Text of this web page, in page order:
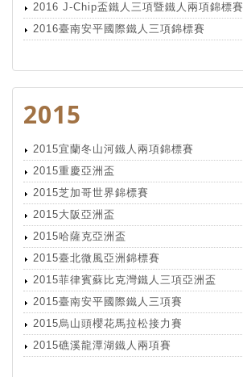
2016 J-Chip盃鐵人三項暨鐵人兩項錦標賽
2016臺南安平國際鐵人三項錦標賽
2015
2015宜蘭冬山河鐵人兩項錦標賽
2015重慶亞洲盃
2015芝加哥世界錦標賽
2015大阪亞洲盃
2015哈薩克亞洲盃
2015臺北微風亞洲錦標賽
2015菲律賓蘇比克灣鐵人三項亞洲盃
2015臺南安平國際鐵人三項賽
2015烏山頭櫻花馬拉松接力賽
2015礁溪龍潭湖鐵人兩項賽